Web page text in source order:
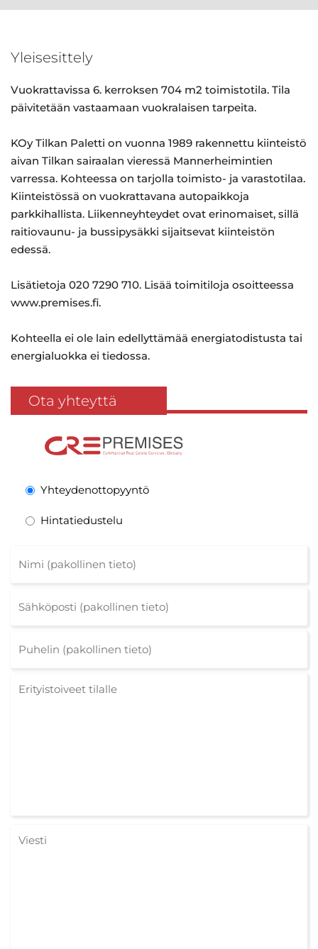
Yleisesittely
Vuokrattavissa 6. kerroksen 704 m2 toimistotila. Tila
päivitetään vastaamaan vuokralaisen tarpeita.
KOy Tilkan Paletti on vuonna 1989 rakennettu kiinteistö
aivan Tilkan sairaalan vieressä Mannerheimintien
varressa. Kohteessa on tarjolla toimisto- ja varastotilaa.
Kiinteistössä on vuokrattavana autopaikkoja
parkkihallista. Liikenneyhteydet ovat erinomaiset, sillä
raitiovaunu- ja bussipysäkki sijaitsevat kiinteistön
edessä.
Lisätietoja 020 7290 710. Lisää toimitiloja osoitteessa
www.premises.fi.
Kohteella ei ole lain edellyttämää energiatodistusta tai
energialuokka ei tiedossa.
Ota yhteyttä
Yhteydenottopyyntö
Hintatiedustelu